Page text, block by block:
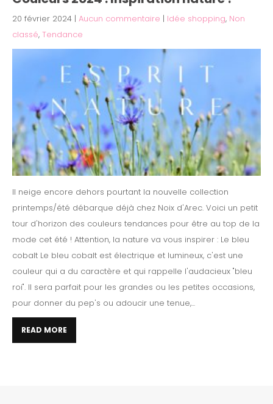
20 février 2024 | Aucun commentaire | Idée shopping, Non
classé, Tendance
Il neige encore dehors pourtant la nouvelle collection
printemps/été débarque déjà chez Noix d'Arec. Voici un petit
tour d'horizon des couleurs tendances pour être au top de la
mode cet été ! Attention, la nature va vous inspirer : Le bleu
cobalt Le bleu cobalt est électrique et lumineux, c'est une
couleur qui a du caractère et qui rappelle l'audacieux "bleu
roi". Il sera parfait pour les grandes ou les petites occasions,
pour donner du pep's ou adoucir une tenue,...
READ MORE